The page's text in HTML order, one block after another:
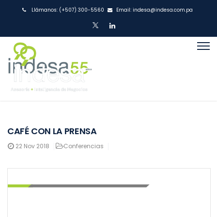
Llámanos: (+507) 300-5560 Email: indesa@indesa.com.pa
CAFÉ CON LA PRENSA
22 Nov 2018 Conferencias